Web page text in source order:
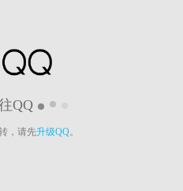
QQ
，请先升级QQ。